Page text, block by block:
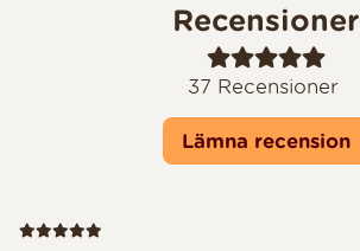
Recensioner
37 Recensioner
Lämna recension
Recension 5 av 5